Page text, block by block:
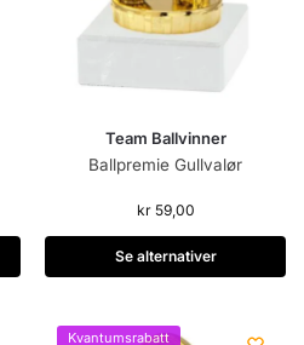
Team Ballvinner
Ballpremie Gullvalør
kr59,00
Se alternativer
Kvantumsrabatt